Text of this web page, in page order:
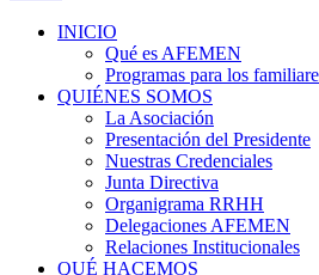
INICIO
Qué es AFEMEN
Programas para los
QUIÉNES SOMOS
La Asociación
Presentación del Presidente
Nuestras Credenciales
Junta Directiva
Organigrama RRHH
Delegaciones AFEMEN
Relaciones Institucionales
QUÉ HACEMOS